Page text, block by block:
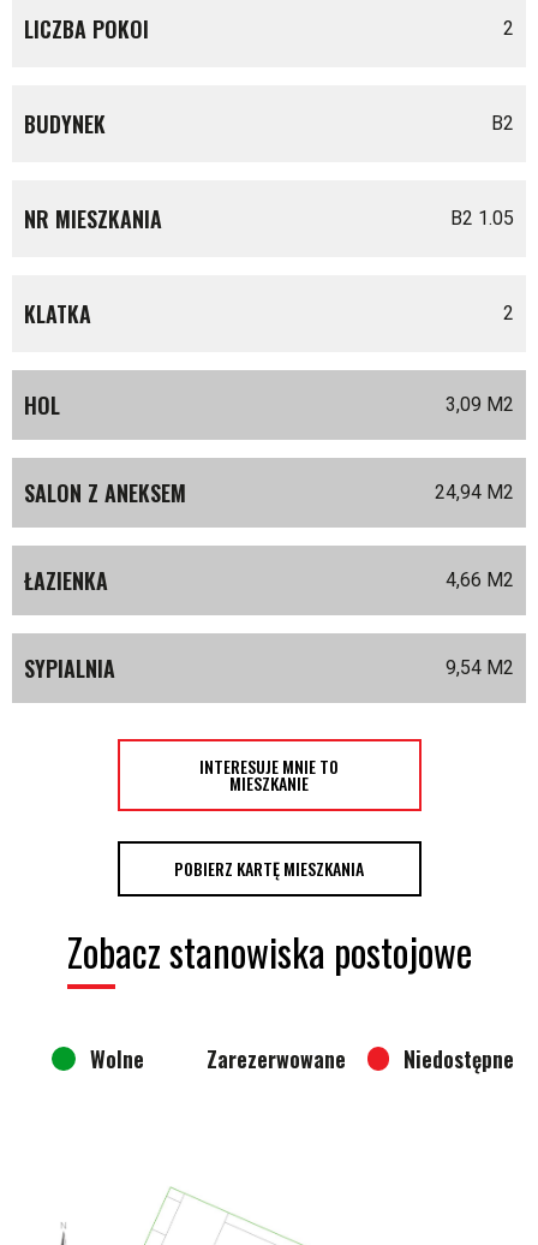
LICZBA POKOI 2
BUDYNEK B2
NR MIESZKANIA B2 1.05
KLATKA 2
HOL 3,09 M2
SALON Z ANEKSEM 24,94 M2
ŁAZIENKA 4,66 M2
SYPIALNIA 9,54 M2
INTERESUJE MNIE TO
MIESZKANIE
POBIERZ KARTĘ MIESZKANIA
Zobacz stanowiska postojowe
Wolne Zarezerwowane Niedostępne